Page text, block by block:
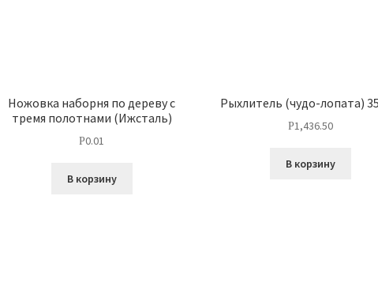
Ножовка наборня по дереву с
тремя полотнами (Ижсталь)
Р0.01
В корзину
Рыхлитель (чудо-лопата)
Р1,436.50
В корзину